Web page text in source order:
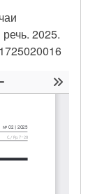
2025.